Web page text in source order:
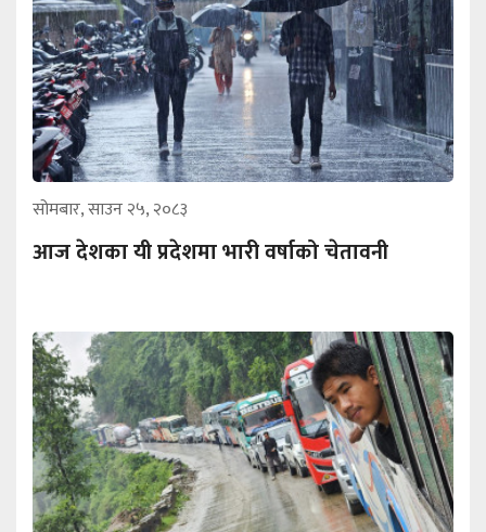
सोमबार, साउन २५, २०८३
आज देशका यी प्रदेशमा भारी वर्षाको चेतावनी